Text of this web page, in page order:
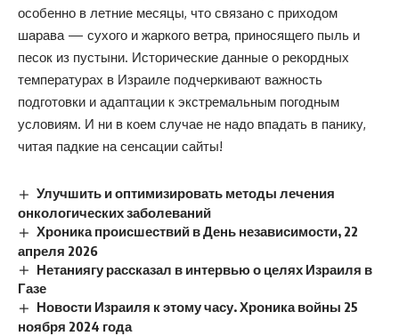
особенно в летние месяцы, что связано с приходом
шарава — сухого и жаркого ветра, приносящего пыль и
песок из пустыни. Исторические данные о рекордных
температурах в Израиле подчеркивают важность
подготовки и адаптации к экстремальным погодным
условиям. И ни в коем случае не надо впадать в панику,
читая падкие на сенсации сайты!
Улучшить и оптимизировать методы лечения
онкологических заболеваний
Хроника происшествий в День независимости, 22
апреля 2026
Нетаниягу рассказал в интервью о целях Израиля в
Газе
Новости Израиля к этому часу. Хроника войны 25
ноября 2024 года